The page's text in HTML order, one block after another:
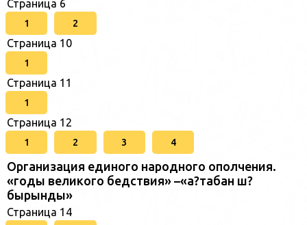
Страница 6
1 2
Страница 10
1
Страница 11
1
Страница 12
1 2 3 4
Организация единого народного ополчения.
«годы великого бедствия» –«а?табан ш?
бырынды»
Страница 14